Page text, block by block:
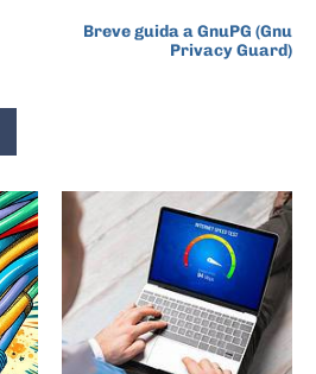
Breve guida a GnuPG (Gnu
Privacy Guard)